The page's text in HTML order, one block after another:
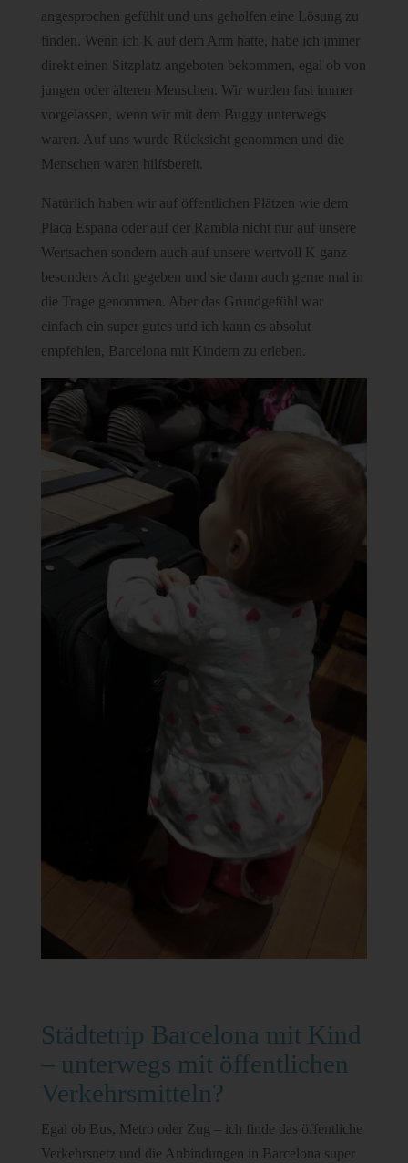
angesprochen gefühlt und uns geholfen eine Lösung zu
finden. Wenn ich K auf dem Arm hatte, habe ich immer
direkt einen Sitzplatz angeboten bekommen, egal ob von
jungen oder älteren Menschen. Wir wurden fast immer
vorgelassen, wenn wir mit dem Buggy unterwegs
waren. Auf uns wurde Rücksicht genommen und die
Menschen waren hilfsbereit.
Natürlich haben wir auf öffentlichen Plätzen wie dem
Placa Espana oder auf der Rambla nicht nur auf unsere
Wertsachen sondern auch auf unsere wertvoll K ganz
besonders Acht gegeben und sie dann auch gerne mal in
die Trage genommen. Aber das Grundgefühl war
einfach ein super gutes und ich kann es absolut
empfehlen, Barcelona mit Kindern zu erleben.
Städtetrip Barcelona mit Kind
– unterwegs mit öffentlichen
Verkehrsmitteln?
Egal ob Bus, Metro oder Zug – ich finde das öffentliche
Verkehrsnetz und die Anbindungen in Barcelona super